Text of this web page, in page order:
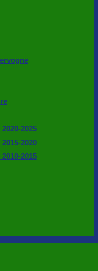
2025
2020
2015